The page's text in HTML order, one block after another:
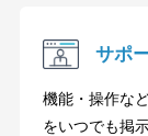
サポ
機能・操作な
をいつでも掲